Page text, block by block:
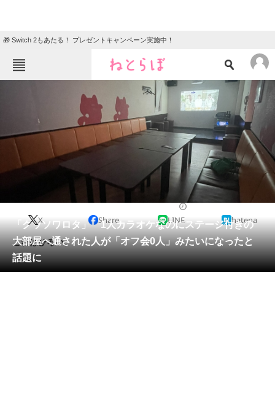
🎁 Switch 2もあたる！ プレゼントキャンペーン実施中！
ニュース
クイズ
グルメ 地域
住まい 教育・育児
会員記事
メディア
注目記事を集めた総合ページ
「クッソワロタ」 1人カラオケなのにステージ付きの
大部屋へ通された人が「オフ会0人」みたいになったと
話題に
X Share LINE hatena
これはひろい。